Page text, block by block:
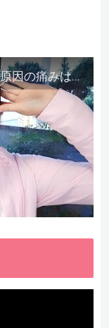
【知らないと苦しむ】人間関係が原因の痛みはトラウマ解除が必須。病院に行っても原因不明で治らない不調はこれをしてからケアしてみてください。